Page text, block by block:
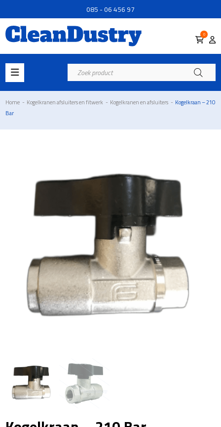
085 - 06 456 97
0
Producten
zoeken
Home - Kogelkranen afsluiters en fitwerk - Kogelkranen en afsluiters - Kogelkraan – 210
Bar